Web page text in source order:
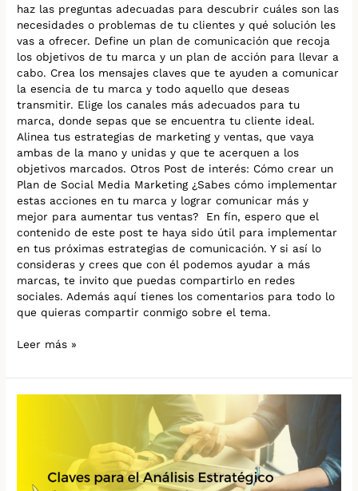
haz las preguntas adecuadas para descubrir cuáles son las
necesidades o problemas de tu clientes y qué solución les
vas a ofrecer. Define un plan de comunicación que recoja
los objetivos de tu marca y un plan de acción para llevar a
cabo. Crea los mensajes claves que te ayuden a comunicar
la esencia de tu marca y todo aquello que deseas
transmitir. Elige los canales más adecuados para tu
marca, donde sepas que se encuentra tu cliente ideal.
Alinea tus estrategias de marketing y ventas, que vaya
ambas de la mano y unidas y que te acerquen a los
objetivos marcados. Otros Post de interés: Cómo crear un
Plan de Social Media Marketing ¿Sabes cómo implementar
estas acciones en tu marca y lograr comunicar más y
mejor para aumentar tus ventas? En fín, espero que el
contenido de este post te haya sido útil para implementar
en tus próximas estrategias de comunicación. Y si así lo
consideras y crees que con él podemos ayudar a más
marcas, te invito que puedas compartirlo en redes
sociales. Además aquí tienes los comentarios para todo lo
que quieras compartir conmigo sobre el tema.
Leer más »
ESTRATÉGICO